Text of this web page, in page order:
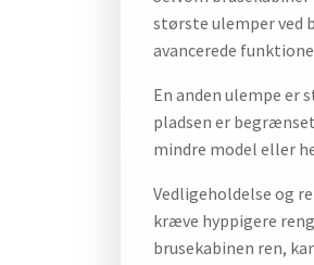
største ulemper ved
avancerede
En anden ulempe er
pladsen er
mindre model eller
Vedligeholdelse og
kræve hyppigere
brusekabinen ren,